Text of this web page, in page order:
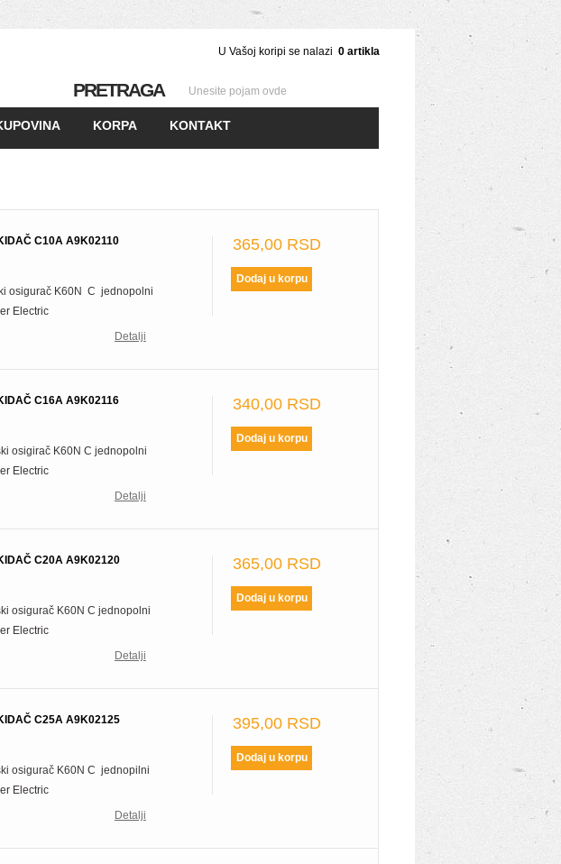
U Vašoj koripi se nalazi 0 artikla
PRETRAGA
KORPA KONTAKT
365,00 RSD
C10A A9K02110
osigurač K60N C jednopolni
Electric
Detalji
340,00 RSD
C16A A9K02116
osigirač K60N C jednopolni
Electric
Detalji
365,00 RSD
C20A A9K02120
osigurač K60N C jednopolni
Electric
Detalji
395,00 RSD
C25A A9K02125
osigurač K60N C jednopilni
Electric
Detalji